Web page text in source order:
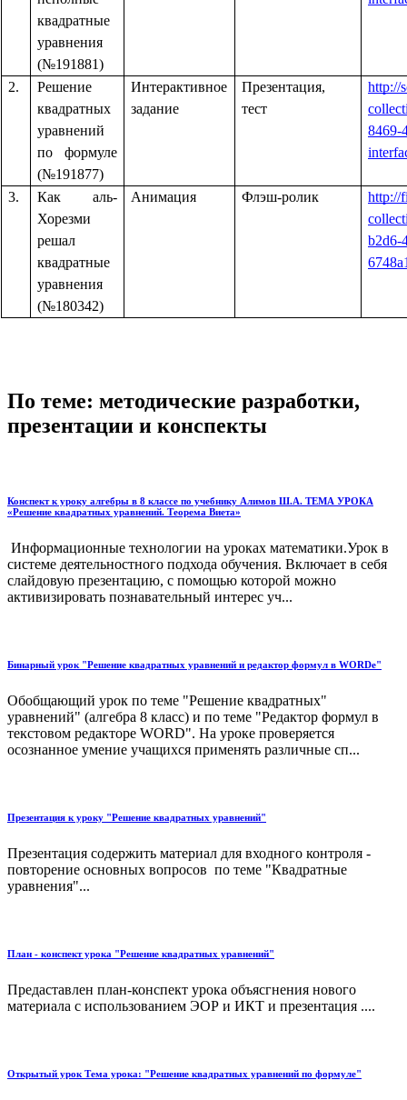
квадратные
уравнения
(№191881)
2.
Решение
квадратных
уравнений
по формуле
(№191877)
Интерактивное
задание
Презентация,
тест
http://
8469-
3.
Как аль-
Хорезми
решал
квадратные
уравнения
(№180342)
Анимация Флэш-ролик
http://
b2d6-
По теме: методические разработки,
презентации и конспекты
Конспект к уроку алгебры в 8 классе по учебнику Алимов Ш.А. ТЕМА УРОКА
«Решение квадратных уравнений. Теорема Виета»
Информационные технологии на уроках математики.Урок в
системе деятельностного подхода обучения. Включает в себя
слайдовую презентацию, с помощью которой можно
активизировать познавательный интерес уч...
Бинарный урок "Решение квадратных уравнений и редактор формул в WORDe"
Обобщающий урок по теме "Решение квадратных"
уравнений" (алгебра 8 класс) и по теме "Редактор формул в
текстовом редакторе WORD". На уроке проверяется
осознанное умение учащихся применять различные сп...
Презентация к уроку "Решение квадратных уравнений"
Презентация содержить материал для входного контроля -
повторение основных вопросов по теме "Квадратные
уравнения"...
План - конспект урока "Решение квадратных уравнений"
Предаставлен план-конспект урока объясгнения нового
материала с использованием ЭОР и ИКТ и презентация ....
Открытый урок Тема урока: "Решение квадратных уравнений по формуле"